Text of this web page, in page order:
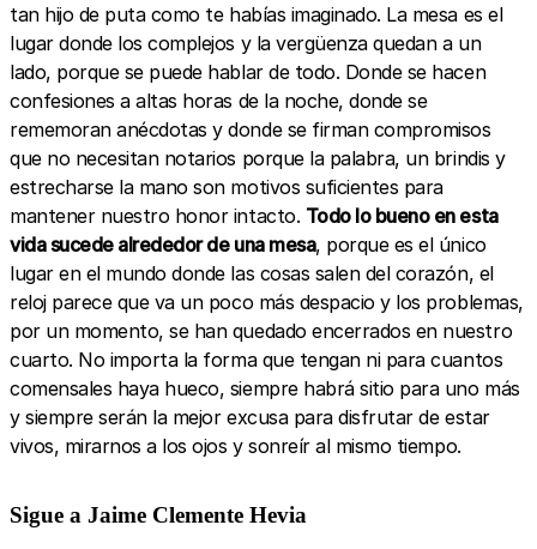
tan hijo de puta como te habías imaginado. La mesa es el
lugar donde los complejos y la vergüenza quedan a un
lado, porque se puede hablar de todo. Donde se hacen
confesiones a altas horas de la noche, donde se
rememoran anécdotas y donde se firman compromisos
que no necesitan notarios porque la palabra, un brindis y
estrecharse la mano son motivos suficientes para
mantener nuestro honor intacto. Todo lo bueno en esta
vida sucede alrededor de una mesa, porque es el único
lugar en el mundo donde las cosas salen del corazón, el
reloj parece que va un poco más despacio y los problemas,
por un momento, se han quedado encerrados en nuestro
cuarto. No importa la forma que tengan ni para cuantos
comensales haya hueco, siempre habrá sitio para uno más
y siempre serán la mejor excusa para disfrutar de estar
vivos, mirarnos a los ojos y sonreír al mismo tiempo.
Sigue a Jaime Clemente Hevia